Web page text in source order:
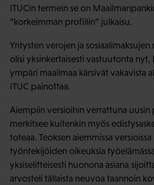
ITUCin termein se on
”korkeimman profiilin” julkaisu.
Yritysten verojen ja sosiaalimaksujen
olisi yksinkertaisesti vastuutonta
ympäri maailmaa kärsivät vakavista
ITUC painottaa.
Aiempiin versioihin verrattuna uusin
merkitsee kuitenkin myös
toteaa. Teoksen aiemmissa versioissa
työntekijöiden oikeuksia
yksiselitteisesti huonona asiana
arvosteli tällaista neuvoa taannoin